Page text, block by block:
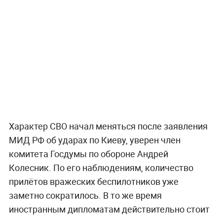
Характер СВО начал меняться после заявления
МИД РФ об ударах по Киеву, уверен член
комитета Госдумы по обороне Андрей
Колесник. По его наблюдениям, количество
прилётов вражеских беспилотников уже
заметно сократилось. В то же время
иностранным дипломатам действительно стоит